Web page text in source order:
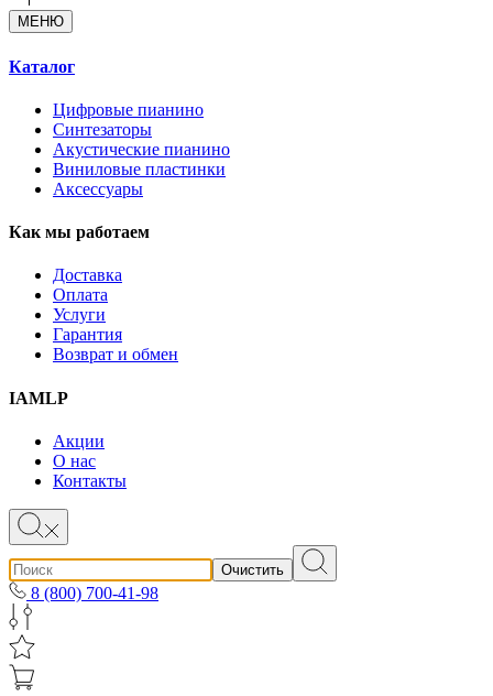
МЕНЮ
Каталог
Цифровые пианино
Синтезаторы
Акустические пианино
Виниловые пластинки
Аксессуары
Как мы работаем
Доставка
Оплата
Услуги
Гарантия
Возврат и обмен
IAMLP
Акции
О нас
Контакты
Очистить
8 (800) 700-41-98